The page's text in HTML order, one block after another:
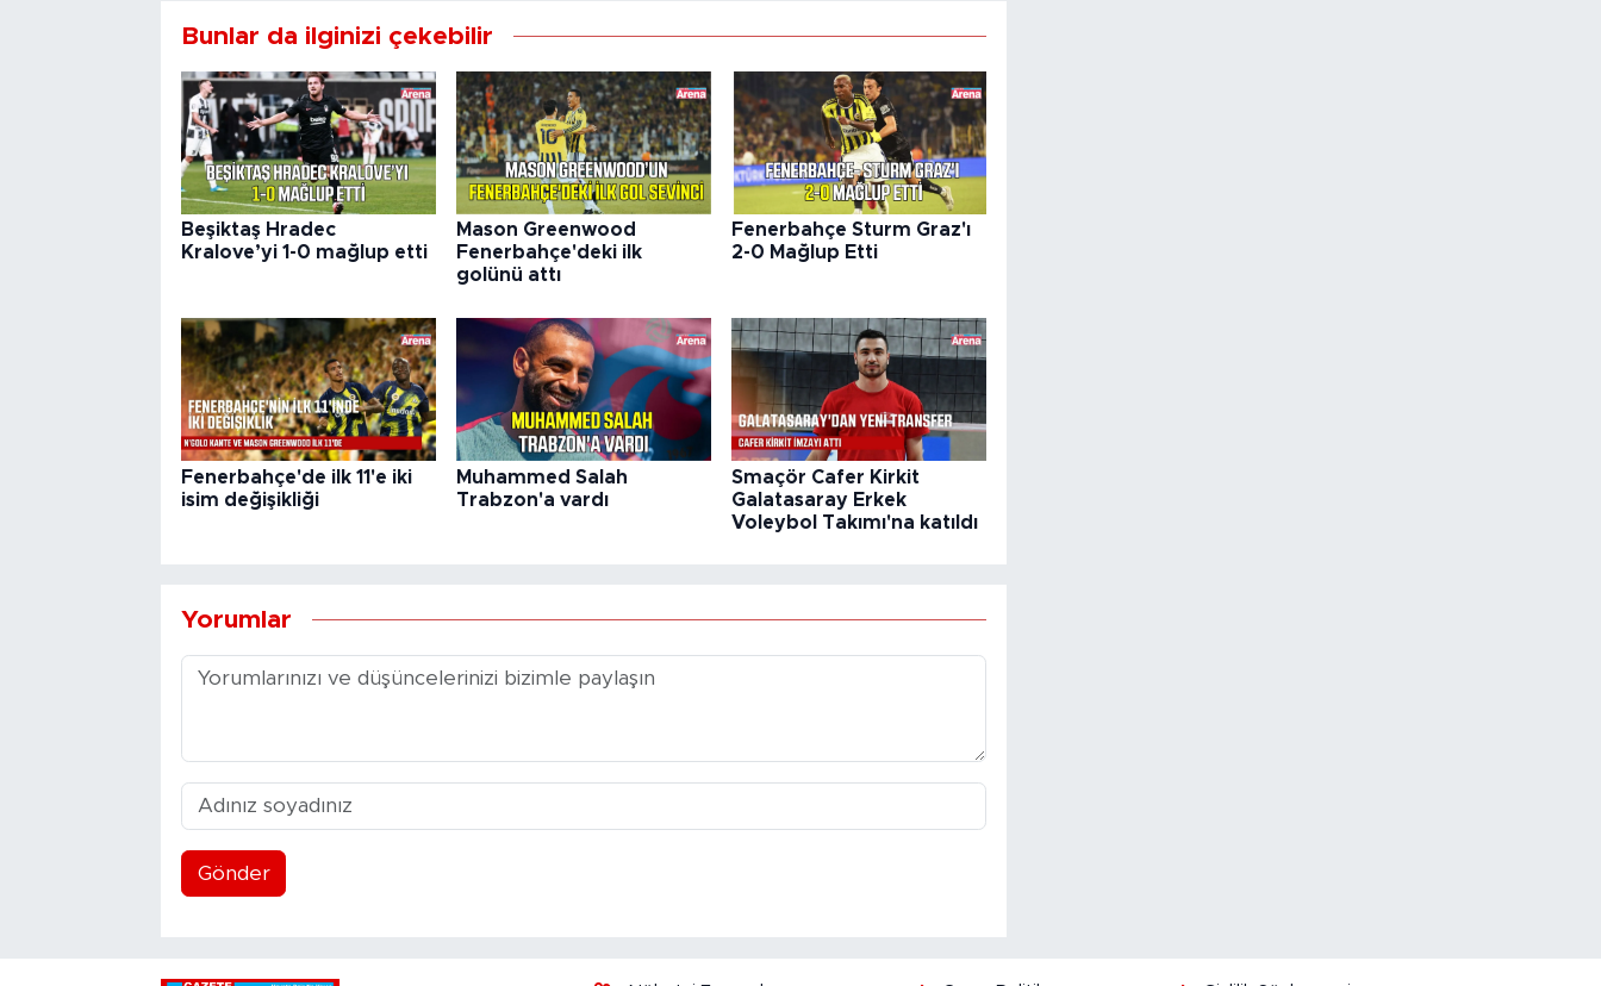
Bunlar da ilginizi çekebilir
Beşiktaş Hradec
Kralove’yi 1-0 mağlup etti
Mason Greenwood
Fenerbahçe'deki ilk
golünü attı
Fenerbahçe Sturm Graz'ı
2-0 Mağlup Etti
Fenerbahçe'de ilk 11'e iki
isim değişikliği
Muhammed Salah
Trabzon'a vardı
Smaçör Cafer Kirkit
Galatasaray Erkek
Voleybol Takımı'na katıldı
Yorumlar
Gönder